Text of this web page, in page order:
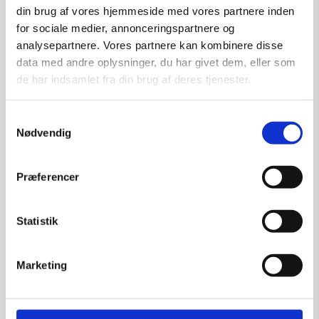
din brug af vores hjemmeside med vores partnere inden
for sociale medier, annonceringspartnere og
analysepartnere. Vores partnere kan kombinere disse
data med andre oplysninger, du har givet dem, eller som
de har indsamlet fra din brug af deres tjenester.
Nødvendig
Præferencer
Statistik
Marketing
Størrelse: 40×30